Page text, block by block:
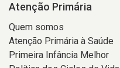
Atenção Primária
Quem somos
Atenção Primária à Saúde
Primeira Infância Melhor